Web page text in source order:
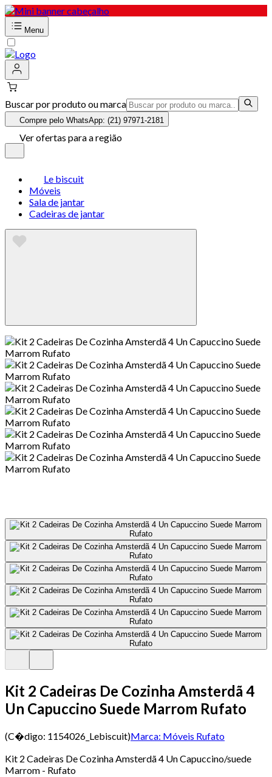
Menu
Buscar por produto ou marca
Compre pelo WhatsApp: (21) 97971-2181
Ver ofertas para a região
Le biscuit
Móveis
Sala de jantar
Cadeiras de jantar
Kit 2 Cadeiras De Cozinha Amsterdã 4
Un Capuccino Suede Marrom Rufato
(C�digo: 1154026_Lebiscuit)Marca: Móveis Rufato
Kit 2 Cadeiras De Cozinha Amsterdã 4 Un Capuccino/suede
Marrom - Rufato